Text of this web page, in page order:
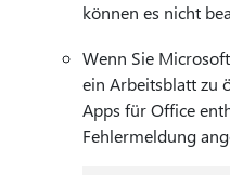
können es nicht
Wenn Sie
ein Arbeitsblatt zu
Apps für Office
Fehlermeldung